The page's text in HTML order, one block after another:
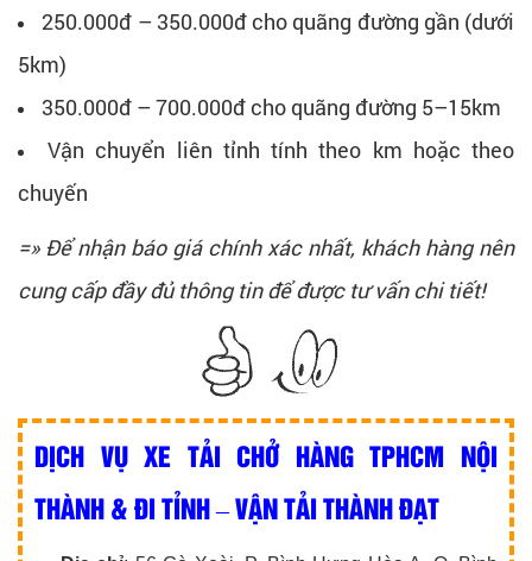
250.000đ – 350.000đ cho quãng đường gần (dưới
5km)
350.000đ – 700.000đ cho quãng đường 5–15km
Vận chuyển liên tỉnh tính theo km hoặc theo
chuyến
=» Để nhận báo giá chính xác nhất, khách hàng nên
cung cấp đầy đủ thông tin để được tư vấn chi tiết!
DỊCH VỤ XE TẢI CHỞ HÀNG TPHCM NỘI
THÀNH & ĐI TỈNH – VẬN TẢI THÀNH ĐẠT